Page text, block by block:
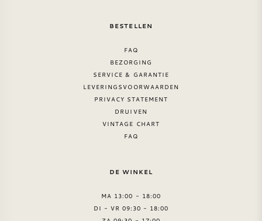
BESTELLEN
FAQ
BEZORGING
SERVICE & GARANTIE
LEVERINGSVOORWAARDEN
PRIVACY STATEMENT
DRUIVEN
VINTAGE CHART
FAQ
DE WINKEL
MA 13:00 - 18:00
DI - VR 09:30 - 18:00